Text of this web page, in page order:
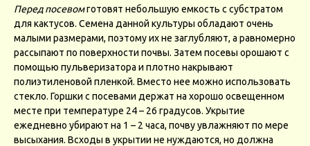
Перед посевомготовят небольшую емкость с субстратом
для кактусов. Семена данной культуры обладают очень
малыми размерами, поэтому их не заглубляют, а равномерно
рассыпают по поверхности почвы. Затем посевы орошают с
помощью пульверизатора и плотно накрывают
полиэтиленовой пленкой. Вместо нее можно использовать
стекло. Горшки с посевами держат на хорошо освещенном
месте при температуре 24 – 26 градусов. Укрытие
ежедневно убирают на 1 – 2 часа, почву увлажняют по мере
высыхания. Всходы в укрытии не нуждаются, но должна